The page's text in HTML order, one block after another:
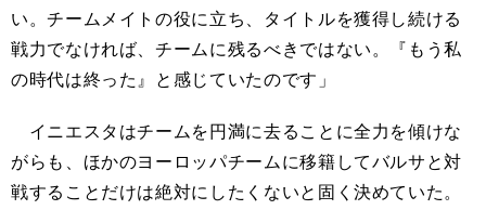
い。チームメイトの役に立ち、タイトルを獲得し続ける
戦力でなければ、チームに残るべきではない。『もう私
の時代は終った』と感じていたのです」
イニエスタはチームを円満に去ることに全力を傾けな
がらも、ほかのヨーロッパチームに移籍してバルサと対
戦することだけは絶対にしたくないと固く決めていた。